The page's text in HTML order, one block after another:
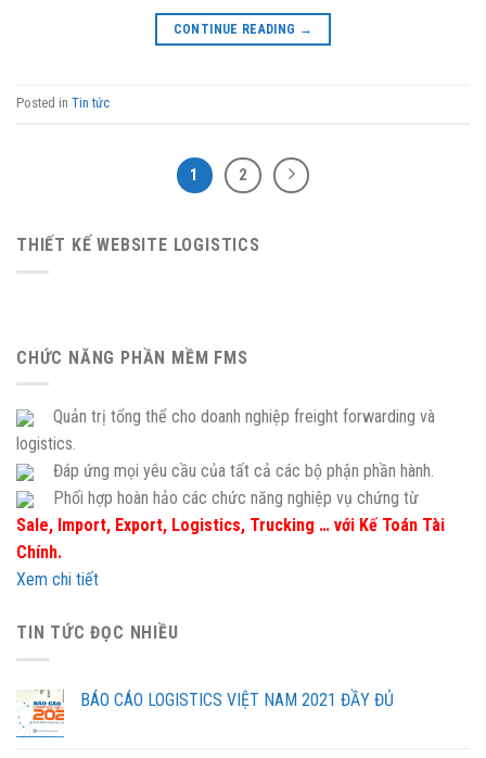
CONTINUE READING →
Posted in Tin tức
1 2
THIẾT KẾ WEBSITE LOGISTICS
CHỨC NĂNG PHẦN MỀM FMS
Quản trị tổng thể cho doanh nghiệp freight forwarding và
logistics.
Đáp ứng mọi yêu cầu của tất cả các bộ phận phần hành.
Phối hợp hoàn hảo các chức năng nghiệp vụ chứng từ
Sale, Import, Export, Logistics, Trucking … với Kế Toán Tài
Chính.
Xem chi tiết
TIN TỨC ĐỌC NHIỀU
BÁO CÁO LOGISTICS VIỆT NAM 2021 ĐẦY ĐỦ